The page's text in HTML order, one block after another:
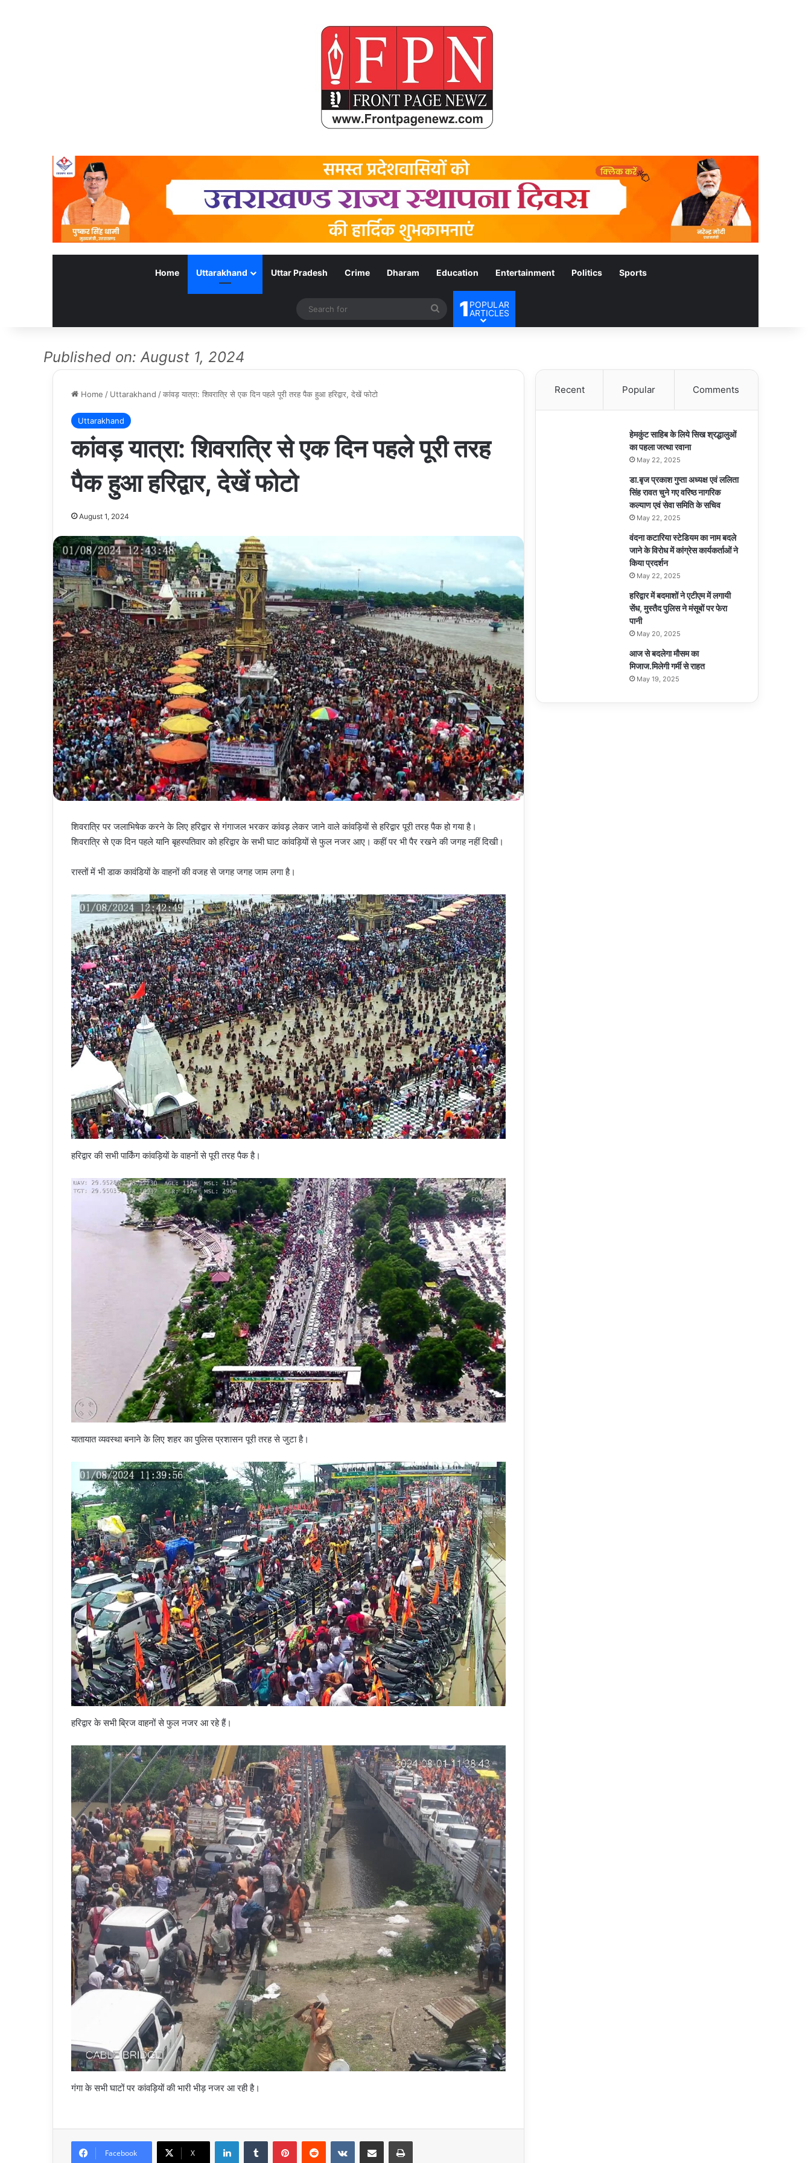
Home Uttarakhand Uttar Pradesh Crime Dharam Education Entertainment Politics Sports
Search
for
1 POPULAR
ARTICLES
Published on: August 1, 2024
Home / Uttarakhand /कांवड़ यात्रा: शिवरात्रि से एक दिन पहले पूरी तरह पैक हुआ हरिद्वार, देखें फोटो
Uttarakhand
कांवड़ यात्रा: शिवरात्रि से एक दिन पहले पूरी तरह
पैक हुआ हरिद्वार, देखें फोटो
August 1, 2024
शिवरात्रि पर ​जलाभिषेक करने के लिए हरिद्वार से गंगाजल भरकर कांवड़़ लेकर जाने वाले कांवड़ियों से हरिद्वार पूरी तरह पैक हो गया है।
शिवरात्रि से एक दिन पहले यानि बृहस्पतिवार को हरिद्वार के सभी घाट कांवड़ियों से फुल नजर आए। कहीं पर भी पैर रखने की जगह नहीं दिखी।
रास्तों में भी डाक कावंडियों के वाहनों की वजह से जगह जगह जाम लगा है।
हरिद्वार की सभी पार्किंग कांवड़ियों के वाहनों से पूरी तरह पैक है।
यातायात व्यवस्था बनाने के लिए शहर का पुलिस प्रशासन पूरी तरह से जुटा है।
हरिद्वार के सभी ब्रिज वाहनों से फुल नजर आ रहे हैं।
गंगा के सभी घाटों पर कांवड़ियों की भारी भीड़ नजर आ रही है।
Facebook X
LinkedInTumblr PinterestReddit VKontakteShare via Email Print
Recent Popular Comments
हेमकुंट साहिब के लिये सिख श्रद्धालुओं
का पहला जत्था रवाना
May 22, 2025
डा.बृज प्रकाश गुप्ता अध्यक्ष एवं ललिता
सिंह रावत चुने गए वरिष्ठ नागरिक
कल्याण एवं सेवा समिति के सचिव
May 22, 2025
वंदना कटारिया स्टेडियम का नाम बदले
जाने के विरोध में कांग्रेस कार्यकर्ताओं ने
किया प्रदर्शन
May 22, 2025
हरिद्वार में बदमाशों ने एटीएम में लगायी
सेंध, मुस्तैद पुलिस ने मंसूबों पर फेरा
पानी
May 20, 2025
आज से बदलेगा मौसम का
मिजाज.मिलेगी गर्मी से राहत
May 19, 2025